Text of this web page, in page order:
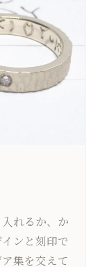
れるか、か
ンと刻印で
集を交えて